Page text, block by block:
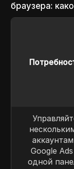
браузера:
Google
одной